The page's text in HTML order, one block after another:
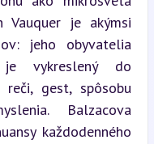
Vauquer je akýmsi
jeho obyvatelia
je vykreslený do
gest, spôsobu
Balzacova
každodenného